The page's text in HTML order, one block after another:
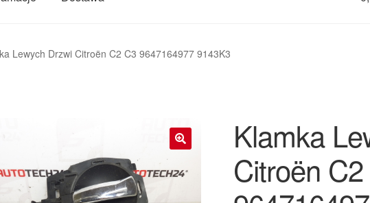
Lewych Drzwi Citroën C2 C3 9647164977 9143K3
Klamka
Citroën